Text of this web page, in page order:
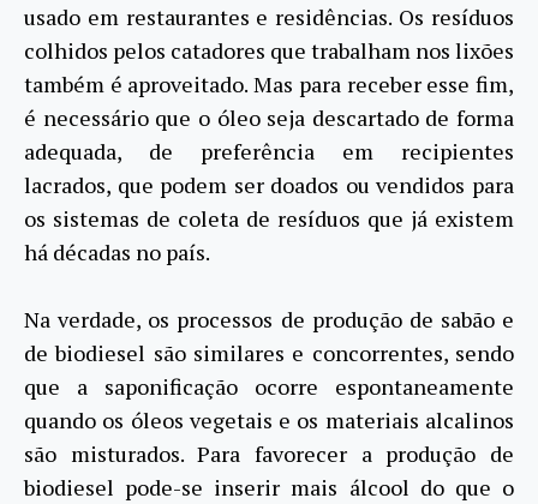
usado em restaurantes e residências. Os resíduos
colhidos pelos catadores que trabalham nos lixões
também é aproveitado. Mas para receber esse fim,
é necessário que o óleo seja descartado de forma
adequada, de preferência em recipientes
lacrados, que podem ser doados ou vendidos para
os sistemas de coleta de resíduos que já existem
há décadas no país.
Na verdade, os processos de produção de sabão e
de biodiesel são similares e concorrentes, sendo
que a saponificação ocorre espontaneamente
quando os óleos vegetais e os materiais alcalinos
são misturados. Para favorecer a produção de
biodiesel pode-se inserir mais álcool do que o